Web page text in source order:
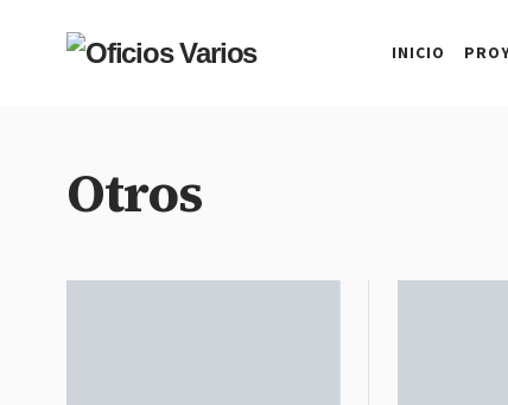
INICIO
Otros